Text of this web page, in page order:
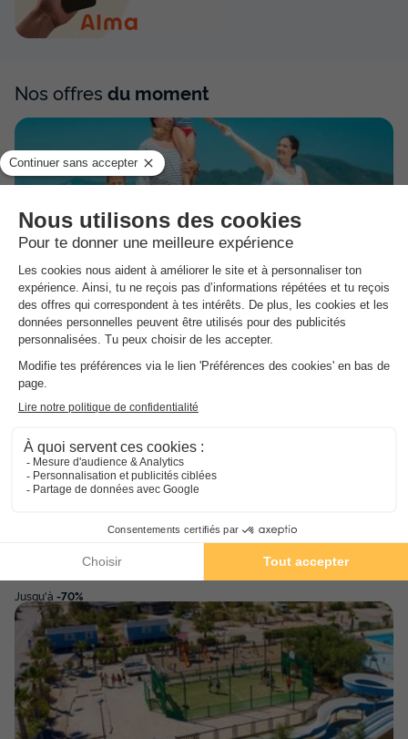
Nos offres du moment
Dernière minute vacances d'été
Nos hébergements climatisés
Jusqu'à -70%